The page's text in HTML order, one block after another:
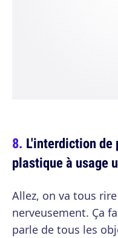
L'interdiction de
plastique à usage
Allez, on va tous
nerveusement. Ça
parle de tous les